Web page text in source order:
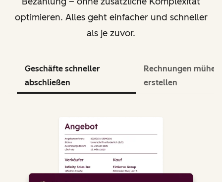
optimieren. Alles geht einfacher und schneller
als je zuvor.
Geschäfte schneller
abschließen
Rechnungen
erstellen